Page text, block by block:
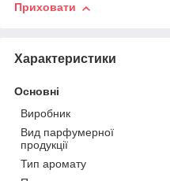
Приховати
Характеристики
Основні
Виробник
Вид парфумерної
продукції
Тип аромату